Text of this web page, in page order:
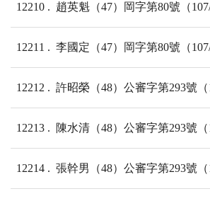
12210 趙英魁（47）岡字第80號（
12211 李國定（47）岡字第80號（
12212 許昭榮（48）公審字第293號（
12213 陳水清（48）公審字第293號（
12214 張幹男（48）公審字第293號（